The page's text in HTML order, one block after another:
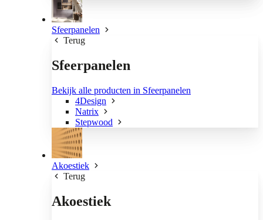
Sfeerpanelen
Terug
Sfeerpanelen
Bekijk alle producten in Sfeerpanelen
4Design
Natrix
Stepwood
Akoestiek
Terug
Akoestiek